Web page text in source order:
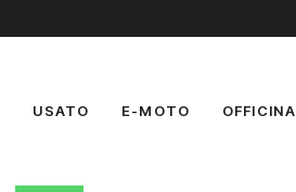
USATO E-MOTO OFFICINA